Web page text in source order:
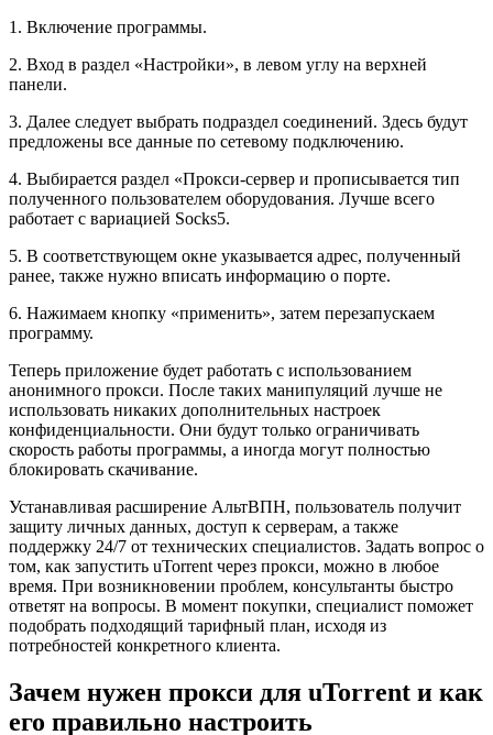
1. Включение программы.
2. Вход в раздел «Настройки», в левом углу на верхней
панели.
3. Далее следует выбрать подраздел соединений. Здесь будут
предложены все данные по сетевому подключению.
4. Выбирается раздел «Прокси-сервер и прописывается тип
полученного пользователем оборудования. Лучше всего
работает с вариацией Socks5.
5. В соответствующем окне указывается адрес, полученный
ранее, также нужно вписать информацию о порте.
6. Нажимаем кнопку «применить», затем перезапускаем
программу.
Теперь приложение будет работать с использованием
анонимного прокси. После таких манипуляций лучше не
использовать никаких дополнительных настроек
конфиденциальности. Они будут только ограничивать
скорость работы программы, а иногда могут полностью
блокировать скачивание.
Устанавливая расширение АльтВПН, пользователь получит
защиту личных данных, доступ к серверам, а также
поддержку 24/7 от технических специалистов. Задать вопрос о
том, как запустить uTorrent через прокси, можно в любое
время. При возникновении проблем, консультанты быстро
ответят на вопросы. В момент покупки, специалист поможет
подобрать подходящий тарифный план, исходя из
потребностей конкретного клиента.
Зачем нужен прокси для uTorrent и как
его правильно настроить